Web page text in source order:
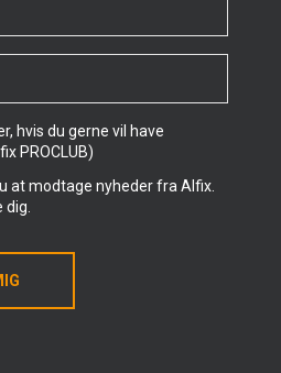
hvis du gerne vil have
PROCLUB)
at modtage nyheder fra Alfix.
dig.